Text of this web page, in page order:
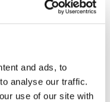
and ads, to
analyse our traffic.
use of our site with